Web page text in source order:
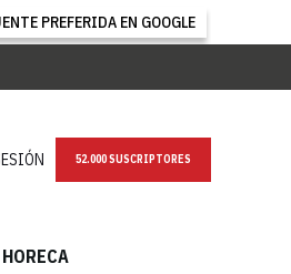
PREFERIDA EN GOOGLE
NEWSLETTER
HORECA